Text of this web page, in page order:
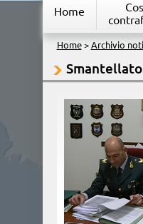
Home
Home> Archivio